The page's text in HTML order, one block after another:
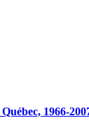
1966-